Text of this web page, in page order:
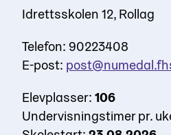
Idrettsskolen 12, Rollag
Telefon: 90223408
E-post:
Elevplasser: 106
Undervisningstimer pr.